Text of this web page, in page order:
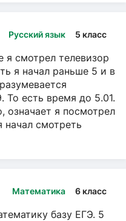
Русский язык 5 класс
я смотрел телевизор
я начал раньше 5 и в
есть время до 5.01.
означает я посмотрел
начал смотреть
Математика 6 класс
базу ЕГЭ. 5